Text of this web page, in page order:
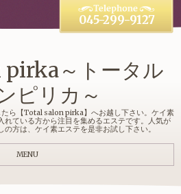
～トータル
ピリカ～
ら【Total salon pirka】へお越し下さい。ケイ素
れている方から注目を集めるエステです。人気が
方は、ケイ素エステを是非お試し下さい。
045-299-9127
MENU